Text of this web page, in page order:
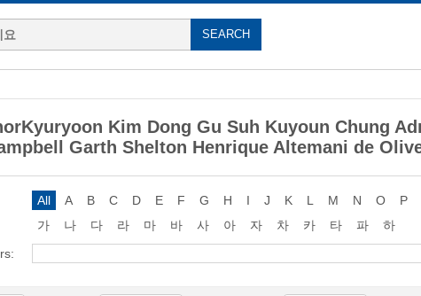
Kim Dong Gu Suh Kuyoun Chung
Garth Shelton Henrique Altemani de
All A B C D E F G H I J K L M N O P
가
나 다 라 마 바 사 아 자 차 카 타 파
하